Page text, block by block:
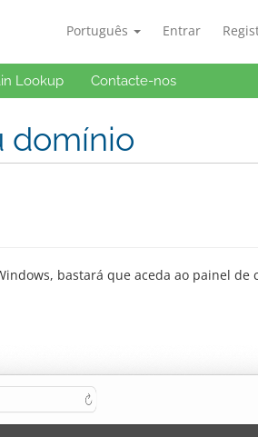
Português Entrar
Lookup Contacte-nos
domínio
bastará que aceda ao painel de